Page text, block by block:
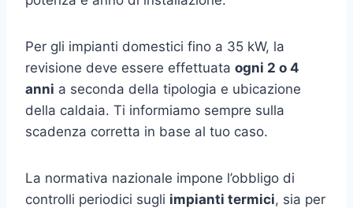
Per gli impianti domestici fino a 35 kW, la
revisione deve essere effettuata ogni 2 o 4
anni a seconda della tipologia e ubicazione
della caldaia. Ti informiamo sempre sulla
scadenza corretta in base al tuo caso.
La normativa nazionale impone l’obbligo di
controlli periodici sugli impianti termici, sia per